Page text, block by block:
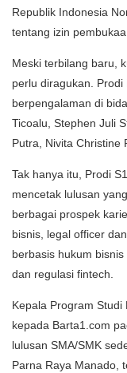
Republik Indonesia
tentang izin
Meski terbilang baru,
perlu diragukan.
berpengalaman di
Ticoalu, Stephen Juli
Putra, Nivita Christine
Tak hanya itu, Prodi
mencetak lulusan
berbagai prospek
bisnis, legal officer
berbasis hukum
dan regulasi fintech.
Kepala Program Studi
kepada Barta1.com
lulusan SMA/SMK
Parna Raya Manado,